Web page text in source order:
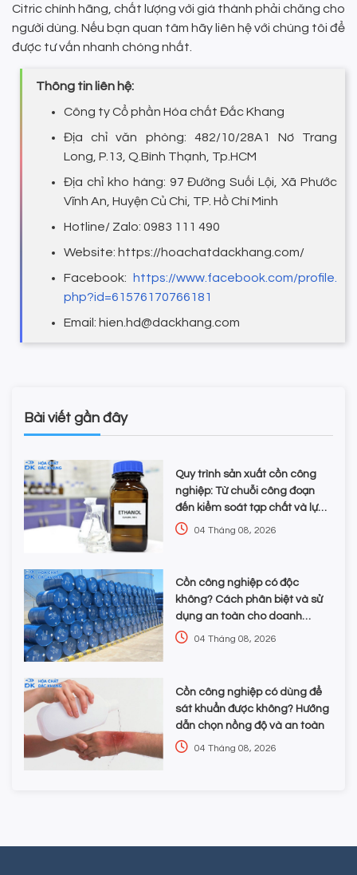
Citric chính hãng, chất lượng với giá thành phải chăng cho
người dùng. Nếu bạn quan tâm hãy liên hệ với chúng tôi để
được tư vấn nhanh chóng nhất.
Thông tin liên hệ:
Công ty Cổ phần Hóa chất Đắc Khang
Địa chỉ văn phòng: 482/10/28A1 Nơ Trang
Long, P.13, Q.Bình Thạnh, Tp.HCM
Địa chỉ kho hàng: 97 Đường Suối Lội, Xã Phước
Vĩnh An, Huyện Củ Chi, TP. Hồ Chí Minh
Hotline/ Zalo: 0983 111 490
Website: https://hoachatdackhang.com/
Facebook:
https://www.facebook.com/profile.
php?id=61576170766181
Email: hien.hd@dackhang.com
Bài viết gần đây
Quy trình sản xuất cồn công
nghiệp: Từ chuỗi công đoạn
đến kiểm soát tạp chất và lựa
chọn hóa chất
04 Tháng 08, 2026
Cồn công nghiệp có độc
không? Cách phân biệt và sử
dụng an toàn cho doanh
nghiệp
04 Tháng 08, 2026
Cồn công nghiệp có dùng để
sát khuẩn được không? Hướng
dẫn chọn nồng độ và an toàn
04 Tháng 08, 2026